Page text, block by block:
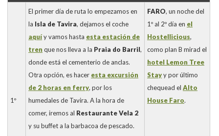
1º
El primer día de ruta lo empezamos en
la Isla de Tavira, dejamos el coche
aquíy vamos hasta esta estación de
tren que nos lleva a la Praia do Barril,
donde está el cementerio de anclas.
Otra opción, es hacer esta excursión
de 2 horas en ferry, por los
humedales de Tavira. A la hora de
comer, iremos al Restaurante Vela 2
y su buffet a la barbacoa de pescado.
FARO, un noche del
1º al 2º día en el
Hostellicious,
como plan B mirad el
hotel Lemon Tree
Stayy por último
chequead el Alto
House Faro.